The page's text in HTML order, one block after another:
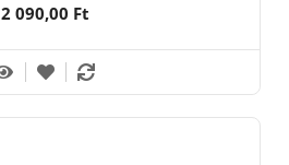
2 090,00 Ft